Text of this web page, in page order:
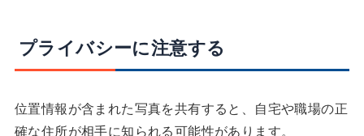
プライバシーに注意する
位置情報が含まれた写真を共有すると、自宅や職場の正
確な住所が相手に知られる可能性があります。